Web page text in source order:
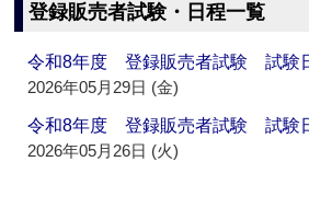
登録販売者試験・日程一覧
令和8年度 登録販売者試験 試験
2026年05月29日 (金)
令和8年度 登録販売者試験 試験
2026年05月26日 (火)